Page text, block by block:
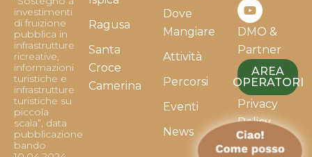
investimenti
di fruizione
pubblica in
infrastrutture
ricreative,
informazioni
turistiche e
infrastrutture
turistiche su
piccola
scala”, data
pubblicazione
bando
Ragusa
Santa
Croce
Camerina
Dove
Mangiare
Attività
Percorsi
Eventi
News
o
o
k
g
r
a
m
b
e
DMO &
Partner
AREA
OPERATORI
Privacy
Policy
Cookie